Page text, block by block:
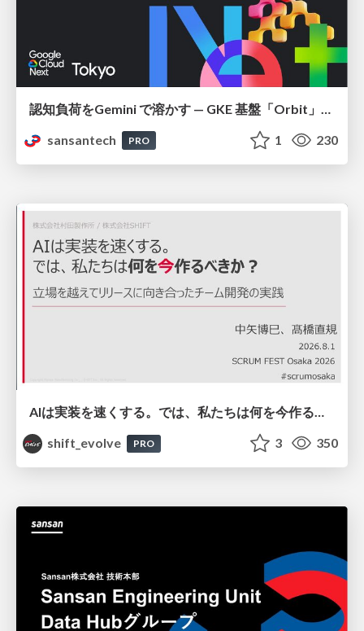
sansantech
PRO 1 230
AIは実装を速くする。では、私たちは何を今作るべきか？－立場を越えてリリースに向き合ったチーム開発の実践 / 20260801 Hiromi Nakaya and Naoki Takahashi
shift_evolve
PRO 3 350